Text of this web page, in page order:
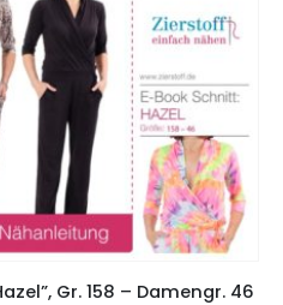
Gr. 158 – Damengr. 46